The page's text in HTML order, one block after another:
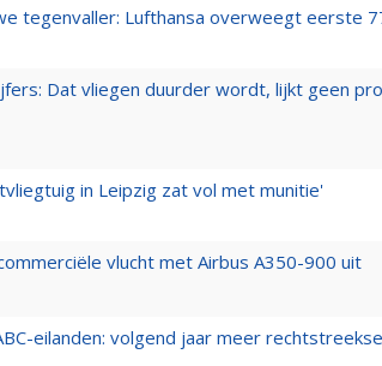
tegenvaller: Lufthansa overweegt eerste
Dat vliegen duurder wordt, lijkt geen
in Leipzig zat vol met munitie'
vlucht met Airbus A350-900 uit
eilanden: volgend jaar meer